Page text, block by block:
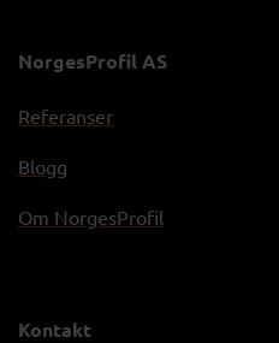
NorgesProfil AS
Referanser
Blogg
Om NorgesProfil
Kontakt